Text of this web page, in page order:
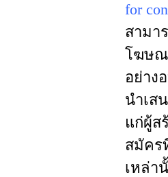
for
สามา
โฆษณ
อย่าง
นำเส
แก่ผู้ส
สมัคร
เหล่า